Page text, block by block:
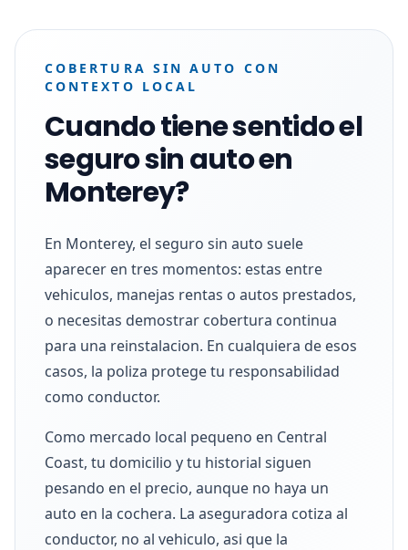
COBERTURA SIN AUTO CON
CONTEXTO LOCAL
Cuando tiene sentido el
seguro sin auto en
Monterey?
En Monterey, el seguro sin auto suele
aparecer en tres momentos: estas entre
vehiculos, manejas rentas o autos prestados,
o necesitas demostrar cobertura continua
para una reinstalacion. En cualquiera de esos
casos, la poliza protege tu responsabilidad
como conductor.
Como mercado local pequeno en Central
Coast, tu domicilio y tu historial siguen
pesando en el precio, aunque no haya un
auto en la cochera. La aseguradora cotiza al
conductor, no al vehiculo, asi que la